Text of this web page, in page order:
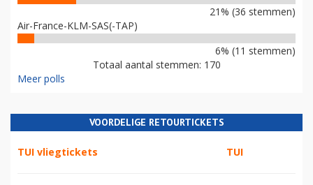
21% (36 stemmen)
Air-France-KLM-SAS(-TAP)
6% (11 stemmen)
Totaal aantal stemmen: 170
Meer polls
VOORDELIGE RETOURTICKETS
TUI vliegtickets TUI